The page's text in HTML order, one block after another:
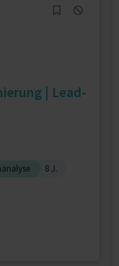
| Lead-
8 J.